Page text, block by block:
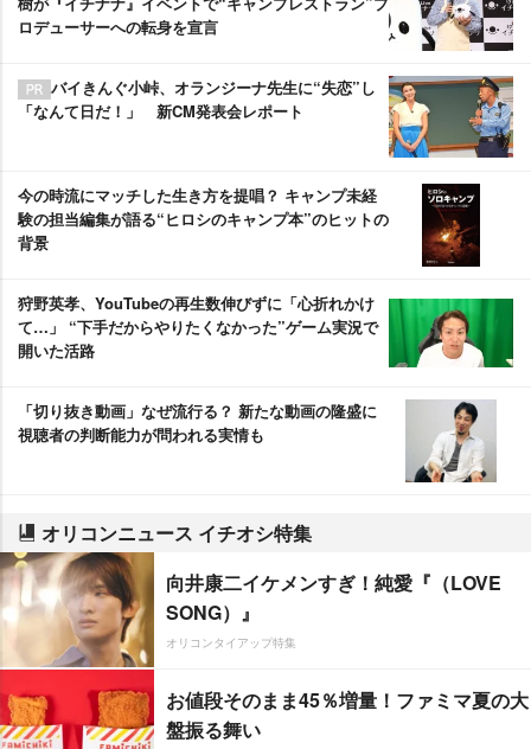
ロデューサーへの転身を宣言
バイきんぐ小峠、オランジーナ先生に“失恋”し
「なんて日だ！」 新CM発表会レポート
今の時流にマッチした生き方を提唱？ キャンプ未経
験の担当編集が語る“ヒロシのキャンプ本”のヒットの
背景
狩野英孝、YouTubeの再生数伸びずに「心折れかけ
て…」 “下手だからやりたくなかった”ゲーム実況で
開いた活路
「切り抜き動画」なぜ流行る？ 新たな動画の隆盛に
視聴者の判断能力が問われる実情も
オリコンニュース イチオシ特集
向井康二イケメンすぎ！純愛『（LOVE
SONG）』
オリコンタイアップ特集
お値段そのまま45％増量！ファミマ夏の大
盤振る舞い